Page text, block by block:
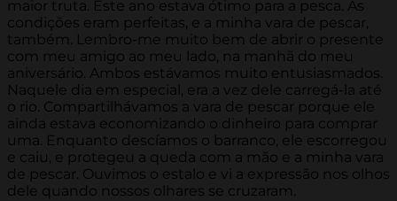
maior truta. Este ano estava ótimo para a pesca. As
condições eram perfeitas, e a minha vara de pescar,
também. Lembro-me muito bem de abrir o presente
com meu amigo ao meu lado, na manhã do meu
aniversário. Ambos estávamos muito entusiasmados.
Naquele dia em especial, era a vez dele carregá-la até
o rio. Compartilhávamos a vara de pescar porque ele
ainda estava economizando o dinheiro para comprar
uma. Enquanto descíamos o barranco, ele escorregou
e caiu, e protegeu a queda com a mão e a minha vara
de pescar. Ouvimos o estalo e vi a expressão nos olhos
dele quando nossos olhares se cruzaram.